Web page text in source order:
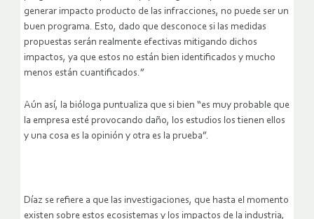
generar impacto producto de las infracciones, no puede ser un
buen programa. Esto, dado que desconoce si las medidas
propuestas serán realmente efectivas mitigando dichos
impactos, ya que estos no están bien identificados y mucho
menos están cuantificados.”
Aún así, la bióloga puntualiza que si bien “es muy probable que
la empresa esté provocando daño, los estudios los tienen ellos
y una cosa es la opinión y otra es la prueba”.
Díaz se refiere a que las investigaciones, que hasta el momento
existen sobre estos ecosistemas y los impactos de la industria,